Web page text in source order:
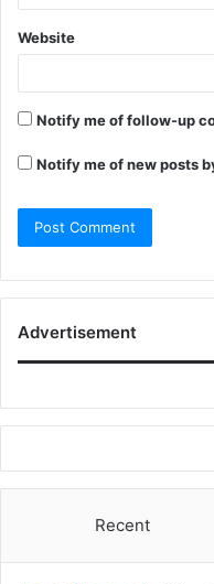
Website
Notify me of follow-up
Notify me of new posts
Advertisement
Recent